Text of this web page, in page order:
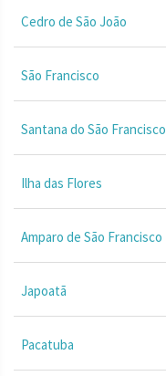
Cedro de São João
São Francisco
Santana do São Francisco
Ilha das Flores
Amparo de São Francisco
Japoatã
Pacatuba